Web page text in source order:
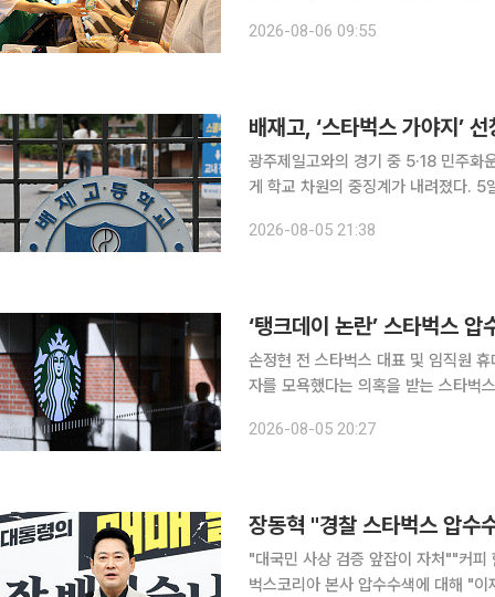
교치과병원에서 기부금 전달식을 열
2026-08-06 09:55
배재고, ‘스타벅스 가야지’
광주제일고와의 경기 중 5·18 민주화
게 학교 차원의 중징계가 내려졌다. 5일 서울시교육청은 배재고가 최근 학생생활위원회를 열어 제
분했다고 밝혔다. 해당 구호를 따라
2026-08-05 21:38
‘탱크데이 논란’ 스타벅스
손정현 전 스타벅스 대표 및 임직원 휴대전화 확보 ‘탱크데이’ 프로모션으
자를 모욕했다는 의혹을 받는 스타벅스 본사가 경
서울 강남구 역삼동 센터필드 빌딩 스
2026-08-05 20:27
장동혁 "경찰 스타벅스 압수
"대국민 사상 검증 앞잡이 자처""커피 한 잔의 자유까지 박
벅스코리아 본사 압수수색에 대해 "